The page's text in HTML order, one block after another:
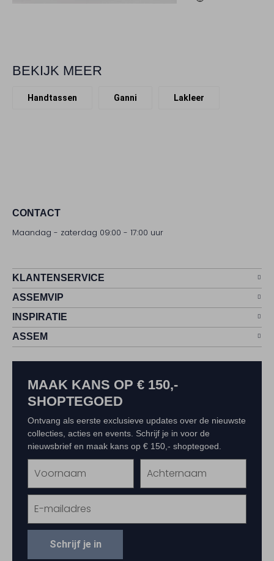
BEKIJK MEER
Handtassen Ganni Lakleer
CONTACT
Maandag - zaterdag 09:00 - 17:00 uur
KLANTENSERVICE
ASSEMVIP
INSPIRATIE
ASSEM
MAAK KANS OP € 150,-
SHOPTEGOED
Ontvang als eerste exclusieve updates over de nieuwste
collecties, acties en events. Schrijf je in voor de
nieuwsbrief en maak kans op € 150,- shoptegoed.
Schrijf je in